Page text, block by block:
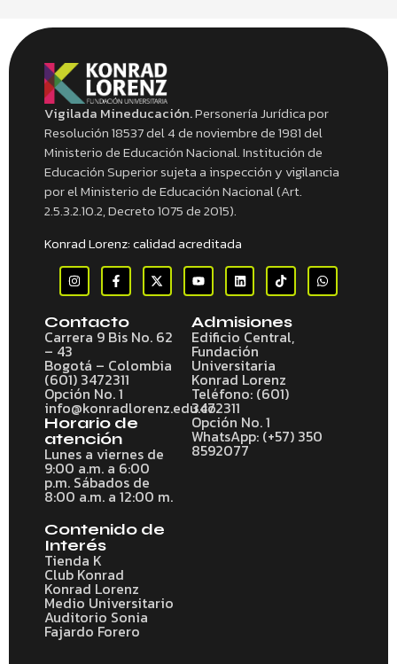
Vigilada Mineducación.Personería Jurídica por
Resolución 18537 del 4 de noviembre de 1981 del
Ministerio de Educación Nacional. Institución de
Educación Superior sujeta a inspección y vigilancia
por el Ministerio de Educación Nacional (Art.
2.5.3.2.10.2, Decreto 1075 de 2015).
Konrad Lorenz: calidad acreditada
Contacto
Carrera 9 Bis No. 62
– 43
Bogotá – Colombia
(601) 3472311
Opción No. 1
info@konradlorenz.edu.co
Horario de
atención
Lunes a viernes de
9:00 a.m. a 6:00
p.m. Sábados de
8:00 a.m. a 12:00 m.
Admisiones
Edificio Central,
Fundación
Universitaria
Konrad Lorenz
Teléfono: (601)
3472311
Opción No. 1
WhatsApp: (+57) 350
8592077
Contenido de
Interés
Tienda K
Club Konrad
Konrad Lorenz
Medio Universitario
Auditorio Sonia
Fajardo Forero